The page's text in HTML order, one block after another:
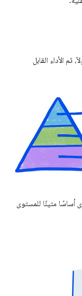
الأداء القابل
أساسًا متينًا للمستوى